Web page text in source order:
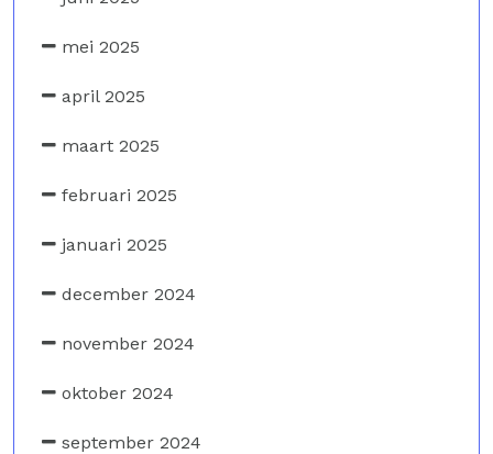
mei 2025
april 2025
maart 2025
februari 2025
januari 2025
december 2024
november 2024
oktober 2024
september 2024